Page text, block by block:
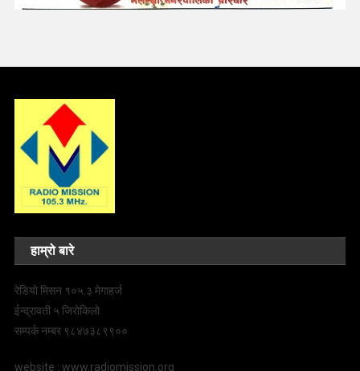
हाम्रो बारे
रेडियो मिसन १०५.३ मेगाहर्ज
ईन्द्रावती ५ जिरोकिलो
सम्पर्क नम्बर ९८४७३८९९००
website : www.radiomission.org